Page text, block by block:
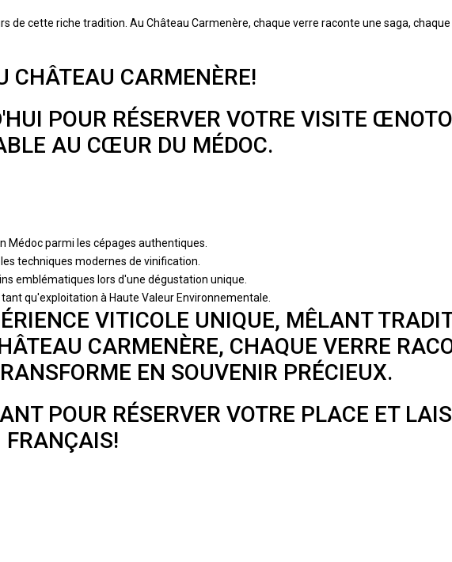
cette riche tradition. Au Château Carmenère, chaque verre raconte une saga,
CHÂTEAU CARMENÈRE!
POUR RÉSERVER VOTRE VISITE
AU CŒUR DU MÉDOC.
Médoc parmi les cépages authentiques.
techniques modernes de vinification.
emblématiques lors d'une dégustation unique.
qu'exploitation à Haute Valeur Environnementale.
VITICOLE UNIQUE, MÊLANT
CARMENÈRE, CHAQUE VERRE
EN SOUVENIR PRÉCIEUX.
POUR RÉSERVER VOTRE PLACE ET
FRANÇAIS!